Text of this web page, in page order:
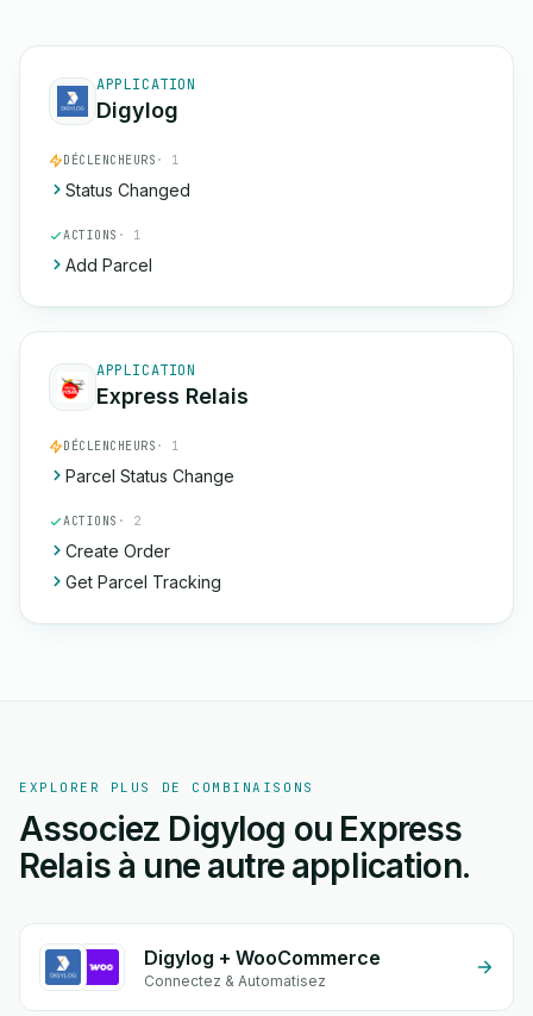
APPLICATION
Digylog
DÉCLENCHEURS · 1
Status Changed
ACTIONS · 1
Add Parcel
APPLICATION
Express Relais
DÉCLENCHEURS · 1
Parcel Status Change
ACTIONS · 2
Create Order
Get Parcel Tracking
EXPLORER PLUS DE COMBINAISONS
Associez Digylog ou Express
Relais à une autre application.
Digylog + WooCommerce
Connectez & Automatisez